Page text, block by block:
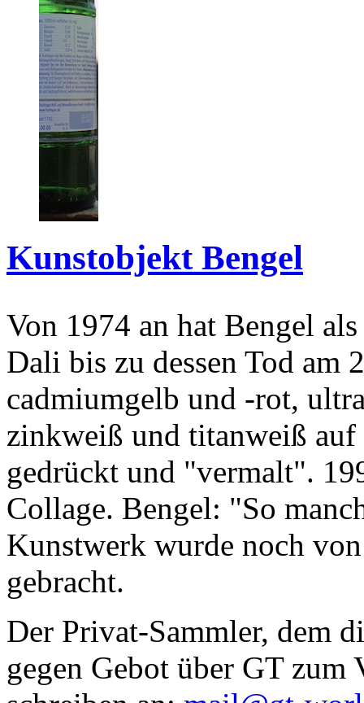
Kunstobjekt Bengel
Von 1974 an hat Bengel
Dali bis zu dessen Tod am
cadmiumgelb und -rot,
zinkweiß und titanweiß
gedrückt und "vermalt".
Collage. Bengel: "So
Kunstwerk wurde noch
gebracht.
Der Privat-Sammler, dem
gegen Gebot über GT zum